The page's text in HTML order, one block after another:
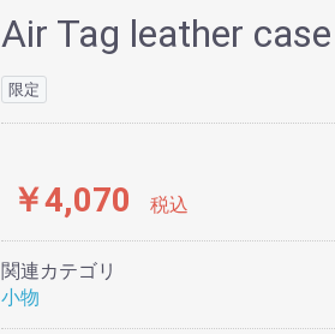
Air Tag leather case
限定
￥4,070 税込
関連カテゴリ
小物